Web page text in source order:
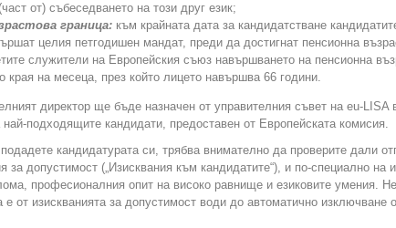
от) събеседването на този друг език;
граница: към крайната дата за кандидатстване
целия петгодишен мандат, преди да достигнат пенсионна
служители на Европейския съюз навършването на пенсионна
края на месеца, през който лицето навършва 66 години.
директор ще бъде назначен от управителния съвет на eu-LISA
подходящите кандидати, предоставен от Европейската комисия.
кандидатурата си, трябва внимателно да проверите дали
за допустимост („Изисквания към кандидатите“), и по-специално на
професионалния опит на високо равнище и езиковите умения.
е от изискванията за допустимост води до автоматично изключване